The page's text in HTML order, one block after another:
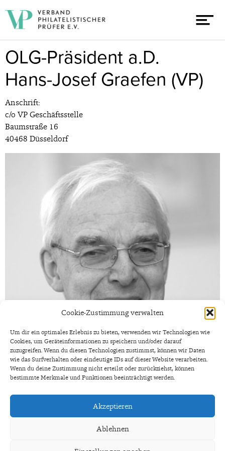
Cookie-Zustimmung verwalten
Um dir ein optimales Erlebnis zu bieten, verwenden wir Technologien wie
Cookies, um Geräteinformationen zu speichern und/oder darauf
zuzugreifen. Wenn du diesen Technologien zustimmst, können wir Daten
wie das Surfverhalten oder eindeutige IDs auf dieser Website verarbeiten.
Wenn du deine Zustimmung nicht erteilst oder zurückziehst, können
bestimmte Merkmale und Funktionen beeinträchtigt werden.
Akzeptieren
Ablehnen
OLG-Präsident a.D.
Hans-Josef Graefen (VP)
Anschrift:
c/o VP Geschäftsstelle
Baumstraße 16
40468 Düsseldorf